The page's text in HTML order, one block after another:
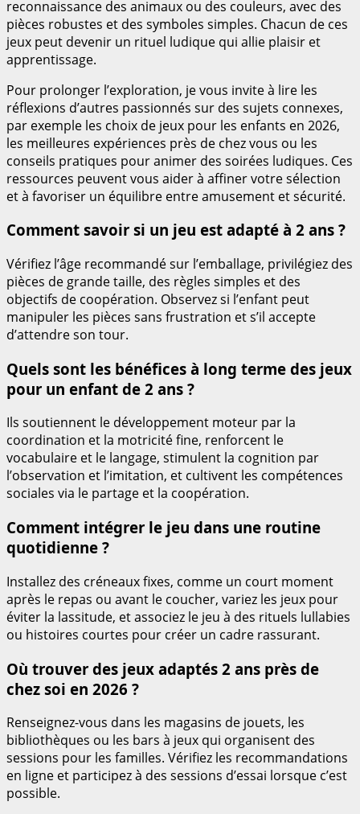
reconnaissance des animaux ou des couleurs, avec des
pièces robustes et des symboles simples. Chacun de ces
jeux peut devenir un rituel ludique qui allie plaisir et
apprentissage.
Pour prolonger l’exploration, je vous invite à lire les
réflexions d’autres passionnés sur des sujets connexes,
par exemple les choix de jeux pour les enfants en 2026,
les meilleures expériences près de chez vous ou les
conseils pratiques pour animer des soirées ludiques. Ces
ressources peuvent vous aider à affiner votre sélection
et à favoriser un équilibre entre amusement et sécurité.
Comment savoir si un jeu est adapté à 2 ans ?
Vérifiez l’âge recommandé sur l’emballage, privilégiez des
pièces de grande taille, des règles simples et des
objectifs de coopération. Observez si l’enfant peut
manipuler les pièces sans frustration et s’il accepte
d’attendre son tour.
Quels sont les bénéfices à long terme des jeux
pour un enfant de 2 ans ?
Ils soutiennent le développement moteur par la
coordination et la motricité fine, renforcent le
vocabulaire et le langage, stimulent la cognition par
l’observation et l’imitation, et cultivent les compétences
sociales via le partage et la coopération.
Comment intégrer le jeu dans une routine
quotidienne ?
Installez des créneaux fixes, comme un court moment
après le repas ou avant le coucher, variez les jeux pour
éviter la lassitude, et associez le jeu à des rituels lullabies
ou histoires courtes pour créer un cadre rassurant.
Où trouver des jeux adaptés 2 ans près de
chez soi en 2026 ?
Renseignez-vous dans les magasins de jouets, les
bibliothèques ou les bars à jeux qui organisent des
sessions pour les familles. Vérifiez les recommandations
en ligne et participez à des sessions d’essai lorsque c’est
possible.